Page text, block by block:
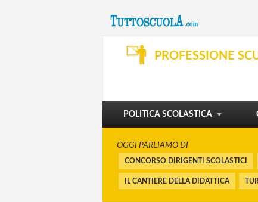
PROFESSIONE
POLITICA SCOLASTICA
SVILUPPO PROFESSIONALE
ORGANIZZAZIONE E SERVIZI
OGGI PARLIAMO DI
CONCORSO DIRIGENTI SCOLASTICI
IL CANTIERE DELLA DIDATTICA